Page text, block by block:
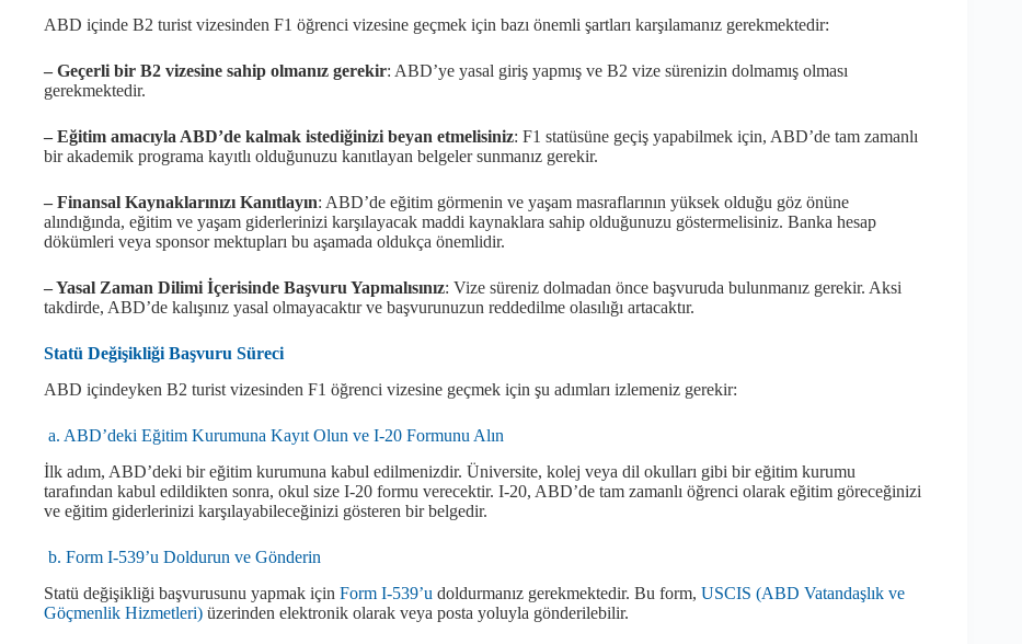
ABD içinde B2 turist vizesinden F1 öğrenci vizesine geçmek için bazı önemli şartları karşılamanız gerekmektedir:
– Geçerli bir B2 vizesine sahip olmanız gerekir: ABD’ye yasal giriş yapmış ve B2 vize sürenizin dolmamış olması
gerekmektedir.
– Eğitim amacıyla ABD’de kalmak istediğinizi beyan etmelisiniz: F1 statüsüne geçiş yapabilmek için, ABD’de tam zamanlı
bir akademik programa kayıtlı olduğunuzu kanıtlayan belgeler sunmanız gerekir.
– Finansal Kaynaklarınızı Kanıtlayın: ABD’de eğitim görmenin ve yaşam masraflarının yüksek olduğu göz önüne
alındığında, eğitim ve yaşam giderlerinizi karşılayacak maddi kaynaklara sahip olduğunuzu göstermelisiniz. Banka hesap
dökümleri veya sponsor mektupları bu aşamada oldukça önemlidir.
– Yasal Zaman Dilimi İçerisinde Başvuru Yapmalısınız: Vize süreniz dolmadan önce başvuruda bulunmanız gerekir. Aksi
takdirde, ABD’de kalışınız yasal olmayacaktır ve başvurunuzun reddedilme olasılığı artacaktır.
Statü Değişikliği Başvuru Süreci
ABD içindeyken B2 turist vizesinden F1 öğrenci vizesine geçmek için şu adımları izlemeniz gerekir:
a. ABD’deki Eğitim Kurumuna Kayıt Olun ve I-20 Formunu Alın
İlk adım, ABD’deki bir eğitim kurumuna kabul edilmenizdir. Üniversite, kolej veya dil okulları gibi bir eğitim kurumu
tarafından kabul edildikten sonra, okul size I-20 formu verecektir. I-20, ABD’de tam zamanlı öğrenci olarak eğitim göreceğinizi
ve eğitim giderlerinizi karşılayabileceğinizi gösteren bir belgedir.
b. Form I-539’u Doldurun ve Gönderin
Statü değişikliği başvurusunu yapmak için Form I-539’u doldurmanız gerekmektedir. Bu form, USCIS (ABD Vatandaşlık ve
Göçmenlik Hizmetleri) üzerinden elektronik olarak veya posta yoluyla gönderilebilir.